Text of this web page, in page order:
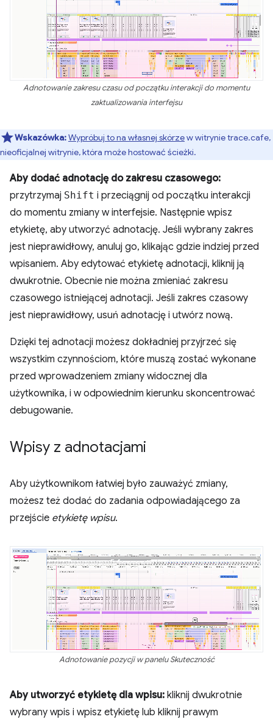
Adnotowanie zakresu czasu od początku interakcji do momentu
zaktualizowania interfejsu
Wskazówka:Wypróbuj to na własnej skórzew witrynie trace.cafe,
nieoficjalnej witrynie, która może hostować ścieżki.
Aby dodać adnotację do zakresu czasowego:
przytrzymaj Shift i przeciągnij od początku interakcji
do momentu zmiany w interfejsie. Następnie wpisz
etykietę, aby utworzyć adnotację. Jeśli wybrany zakres
jest nieprawidłowy, anuluj go, klikając gdzie indziej przed
wpisaniem. Aby edytować etykietę adnotacji, kliknij ją
dwukrotnie. Obecnie nie można zmieniać zakresu
czasowego istniejącej adnotacji. Jeśli zakres czasowy
jest nieprawidłowy, usuń adnotację i utwórz nową.
Dzięki tej adnotacji możesz dokładniej przyjrzeć się
wszystkim czynnościom, które muszą zostać wykonane
przed wprowadzeniem zmiany widocznej dla
użytkownika, i w odpowiednim kierunku skoncentrować
debugowanie.
Wpisy z adnotacjami
Aby użytkownikom łatwiej było zauważyć zmiany,
możesz też dodać do zadania odpowiadającego za
przejście etykietę wpisu.
Adnotowanie pozycji w panelu Skuteczność
Aby utworzyć etykietę dla wpisu: kliknij dwukrotnie
wybrany wpis i wpisz etykietę lub kliknij prawym